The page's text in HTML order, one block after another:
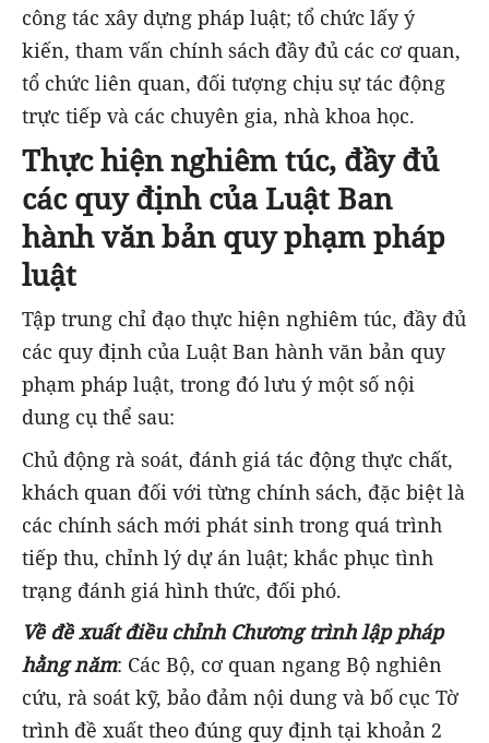
công tác xây dựng pháp luật; tổ chức lấy ý
kiến, tham vấn chính sách đầy đủ các cơ quan,
tổ chức liên quan, đối tượng chịu sự tác động
trực tiếp và các chuyên gia, nhà khoa học.
Thực hiện nghiêm túc, đầy đủ
các quy định của Luật Ban
hành văn bản quy phạm pháp
luật
Tập trung chỉ đạo thực hiện nghiêm túc, đầy đủ
các quy định của Luật Ban hành văn bản quy
phạm pháp luật, trong đó lưu ý một số nội
dung cụ thể sau:
Chủ động rà soát, đánh giá tác động thực chất,
khách quan đối với từng chính sách, đặc biệt là
các chính sách mới phát sinh trong quá trình
tiếp thu, chỉnh lý dự án luật; khắc phục tình
trạng đánh giá hình thức, đối phó.
Về đề xuất điều chỉnh Chương trình lập pháp
hằng năm: Các Bộ, cơ quan ngang Bộ nghiên
cứu, rà soát kỹ, bảo đảm nội dung và bố cục Tờ
trình đề xuất theo đúng quy định tại khoản 2